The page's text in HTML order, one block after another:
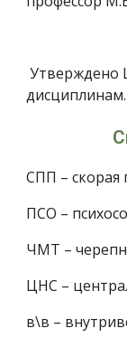
Утверждено ЦМК  по терапевтическим
СПП – скорая
ПСО –
ЧМТ –
ЦНС –
в\в –